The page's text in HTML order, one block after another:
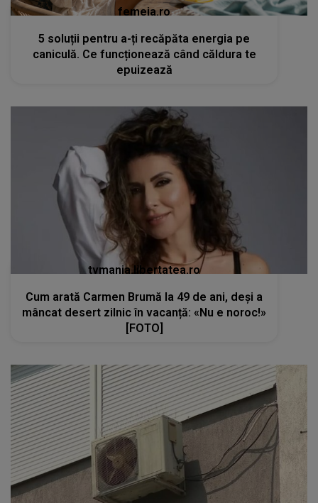
femeia.ro
5 soluții pentru a-ți recăpăta energia pe
caniculă. Ce funcționează când căldura te
epuizează
tvmania.libertatea.ro
Cum arată Carmen Brumă la 49 de ani, deși a
mâncat desert zilnic în vacanță: «Nu e noroc!»
[FOTO]